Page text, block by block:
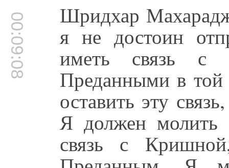
00:09:08 Шридхар
я не достоин
иметь связь с
Преданными в
оставить эту
Я должен молить
связь с